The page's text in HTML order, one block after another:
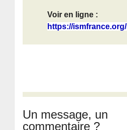
Voir en ligne :
https://ismfrance.org/
Un message, un
commentaire ?